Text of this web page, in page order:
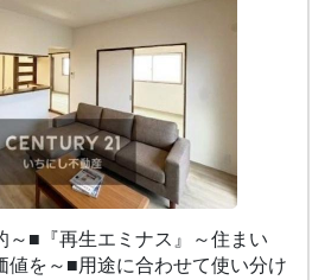
～■『再生エミナス』～住まい
値を～■用途に合わせて使い分け